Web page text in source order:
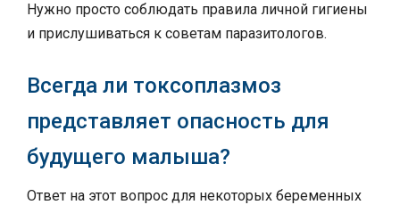
Нужно просто соблюдать правила личной гигиены
и прислушиваться к советам паразитологов.
Всегда ли токсоплазмоз
представляет опасность для
будущего малыша?
Ответ на этот вопрос для некоторых беременных